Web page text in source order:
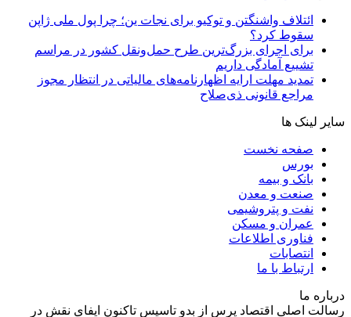
ائتلاف واشنگتن و توکیو برای نجات ین؛ چرا پول ملی ژاپن
سقوط کرد؟
برای اجرای بزرگ‌ترین طرح حمل‌ونقل کشور در مراسم
تشییع آمادگی داریم
تمدید مهلت ارایه اظهارنامه‌های مالیاتی در انتظار مجوز
مراجع قانونی ذی‌‏صلاح
سایر لینک ها
صفحه نخست
بورس
بانک و بیمه
صنعت و معدن
نفت و پتروشیمی
عمران و مسکن
فناوری اطلاعات
انتصابات
ارتباط با ما
درباره ما
رسالت اصلی اقتصاد پرس از بدو تاسیس تاکنون ایفای نقش در